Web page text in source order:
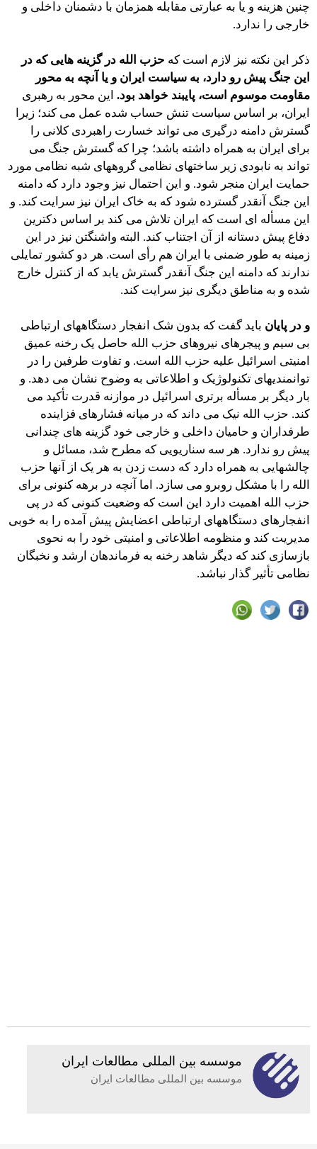
چنین هزینه و یا به عبارتی مقابله همزمان با دشمنان داخلی و
خارجی را ندارد.
ذکر این نکته نیز لازم است که حزب الله در گزینه هایی که در
این جنگ پیش رو دارد، به سیاست ایران و یا آنچه به محور
مقاومت موسوم است، پایبند خواهد بود. این محور به رهبری
ایران، بر اساس سیاست تنش حساب شده عمل می کند؛ زیرا
گسترش دامنه درگیری می تواند خسارت راهبردی کلانی را
برای ایران به همراه داشته باشد؛ چرا که گسترش جنگ می
تواند به نابودی زیر ساختهای نظامی گروههای شبه نظامی مورد
حمایت ایران منجر شود. و این احتمال نیز وجود دارد که دامنه
این جنگ آنقدر گسترده شود که به خاک ایران نیز سرایت کند. و
این مسأله ای است که ایران تلاش می کند بر اساس دکترین
دفاع پیش دستانه از آن اجتناب کند. البته واشنگتن نیز در این
زمینه به طور ضمنی با ایران هم رأی است. هر دو کشور تمایلی
ندارند که دامنه این جنگ آنقدر گسترش یابد که از کنترل خارج
شده و به مناطق دیگری نیز سرایت کند.
و در پایان باید گفت که بدون شک انفجار دستگاههای ارتباطی
بی سیم و پیجرهای نیروهای حزب الله حاصل یک رخنه عمیق
امنیتی اسرائیل علیه حزب الله است. و تفاوت طرفین را در
توانمندیهای تکنولوژیک و اطلاعاتی به وضوح نشان می دهد. و
بار دیگر بر مسأله برتری اسرائیل در موازنه قدرت تأکید می
کند. حزب الله نیک می داند که در میانه فشارهای فزاینده
طرفداران و حامیان داخلی و خارجی خود گزینه های چندانی
پیش رو ندارد. هر سه سناریویی که مطرح شد، مسائل و
چالشهایی به همراه دارد که دست زدن به هر یک از آنها حزب
الله را با مشکل روبرو می سازد. اما آنچه در برهه کنونی برای
حزب الله اهمیت دارد این است که وضعیت کنونی که در پی
انفجارهای دستگاههای ارتباطی اعضایش پیش آمده را به خوبی
مدیریت کند و منظومه اطلاعاتی و امنیتی خود را به نحوی
بازسازی کند که دیگر شاهد رخنه به فرماندهان ارشد و نخبگان
نظامی تأثیر گذار نباشد.
موسسه بين المللى مطالعات ايران
موسسه بين المللى مطالعات ايران